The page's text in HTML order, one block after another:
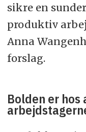
sikre en
produktiv
Anna
forslag.
Bolden er hos